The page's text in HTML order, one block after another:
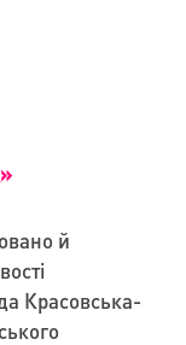
й
Красовська-